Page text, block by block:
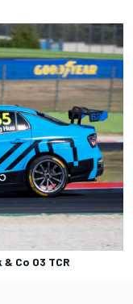
& Co 03 TCR